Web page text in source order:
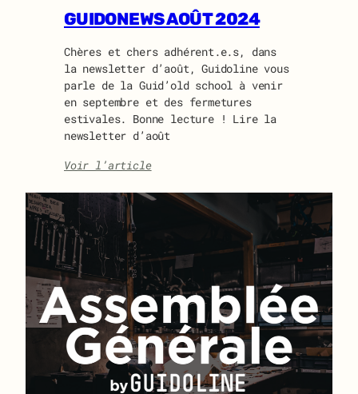
GUIDONEWS AOÛT 2024
Chères et chers adhérent.e.s, dans
la newsletter d’août, Guidoline vous
parle de la Guid’old school à venir
en septembre et des fermetures
estivales. Bonne lecture ! Lire la
newsletter d’août
Voir l’article:
août